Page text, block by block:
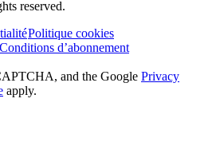
reserved.
Politique cookies
Conditions d’abonnement
and the Google Privacy
apply.